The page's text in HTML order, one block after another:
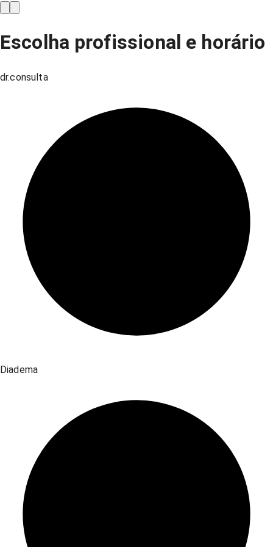
Escolha profissional e horário
dr.consulta
Diadema